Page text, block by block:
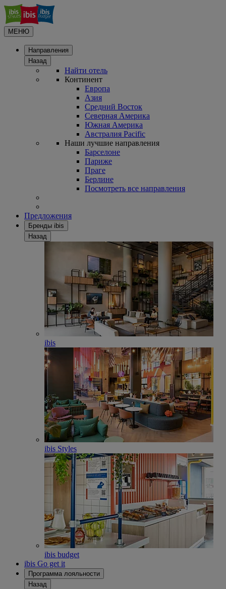
МЕНЮ
Направления
Назад
Найти отель
Континент
Европа
Азия
Средний Восток
Северная Америка
Южная Америка
Австралия Pacific
Наши лучшие направления
Барселоне
Париже
Праге
Берлине
Посмотреть все направления
Предложения
Бренды ibis
Назад
ibis
ibis Styles
ibis budget
ibis Go get it
Программа лояльности
Назад